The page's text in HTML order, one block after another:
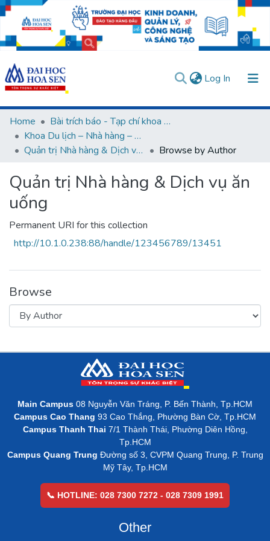
Log In (current)
Communities & Collections
All of DSpace
User guides
Usage rules
Verify account
Home
Bài trích báo - Tạp chí khoa học (Open Access)
Khoa Du lịch – Nhà hàng – Khách sạn
Quản trị Nhà hàng & Dịch vụ ăn uống
Browse by Author
Quản trị Nhà hàng & Dịch vụ ăn
uống
Permanent URI for this collection
http://10.1.0.238:88/handle/123456789/13451
Browse
Main Campus 08 Nguyễn Văn Tráng, P. Bến Thành, Tp.HCM
Campus Cao Thang 93 Cao Thắng, Phường Bàn Cờ, Tp.HCM
Campus Thanh Thai 7/1 Thành Thái, Phường Diên Hồng,
Tp.HCM
Campus Quang Trung Đường số 3, CVPM Quang Trung, P. Trung
Mỹ Tây, Tp.HCM
📞 HOTLINE: 028 7300 7272 - 028 7309 1991
Other